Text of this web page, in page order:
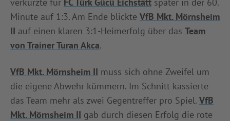
Minute auf 1:3. Am Ende blickte VfB Mkt. Mörnsheim
II auf einen klaren 3:1-Heimerfolg über das Team
von Trainer Turan Akca.
VfB Mkt. Mörnsheim II muss sich ohne Zweifel um
die eigene Abwehr kümmern. Im Schnitt kassierte
das Team mehr als zwei Gegentreffer pro Spiel. VfB
Mkt. Mörnsheim II gab durch diesen Erfolg die rote